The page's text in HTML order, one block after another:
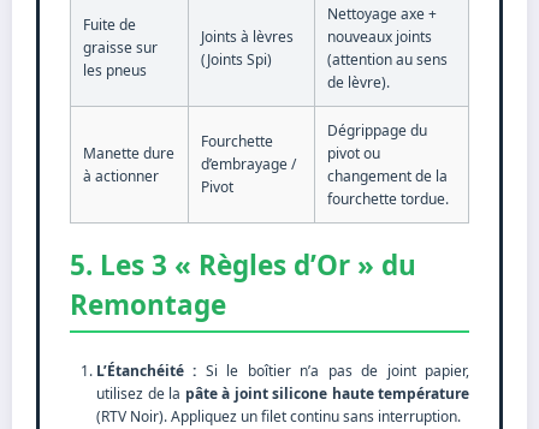
Fuite de
graisse sur
les pneus
Joints à lèvres
(Joints Spi)
Nettoyage axe +
nouveaux joints
(attention au sens
de lèvre).
Manette dure
à actionner
Fourchette
d’embrayage /
Pivot
Dégrippage du
pivot ou
changement de la
fourchette tordue.
5. Les 3 « Règles d’Or » du
Remontage
L’Étanchéité : Si le boîtier n’a pas de joint papier,
utilisez de la pâte à joint silicone haute température
(RTV Noir). Appliquez un filet continu sans interruption.